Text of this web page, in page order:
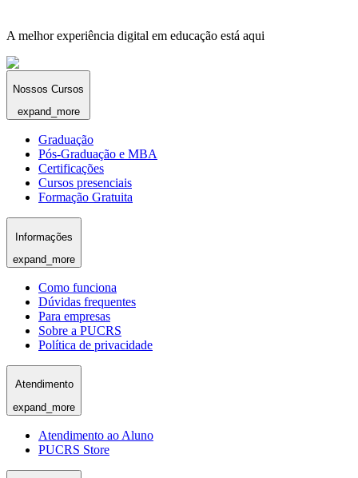
A melhor experiência digital em educação está aqui
Nossos Cursos
expand_more
Graduação
Pós-Graduação e MBA
Certificações
Cursos presenciais
Formação Gratuita
Informações
expand_more
Como funciona
Dúvidas frequentes
Para empresas
Sobre a PUCRS
Política de privacidade
Atendimento
expand_more
Atendimento ao Aluno
PUCRS Store